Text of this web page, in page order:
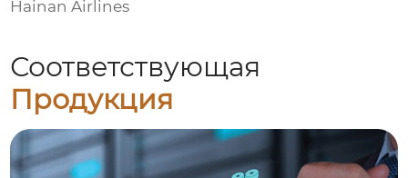
Hainan Airlines
Соответствующая
Продукция